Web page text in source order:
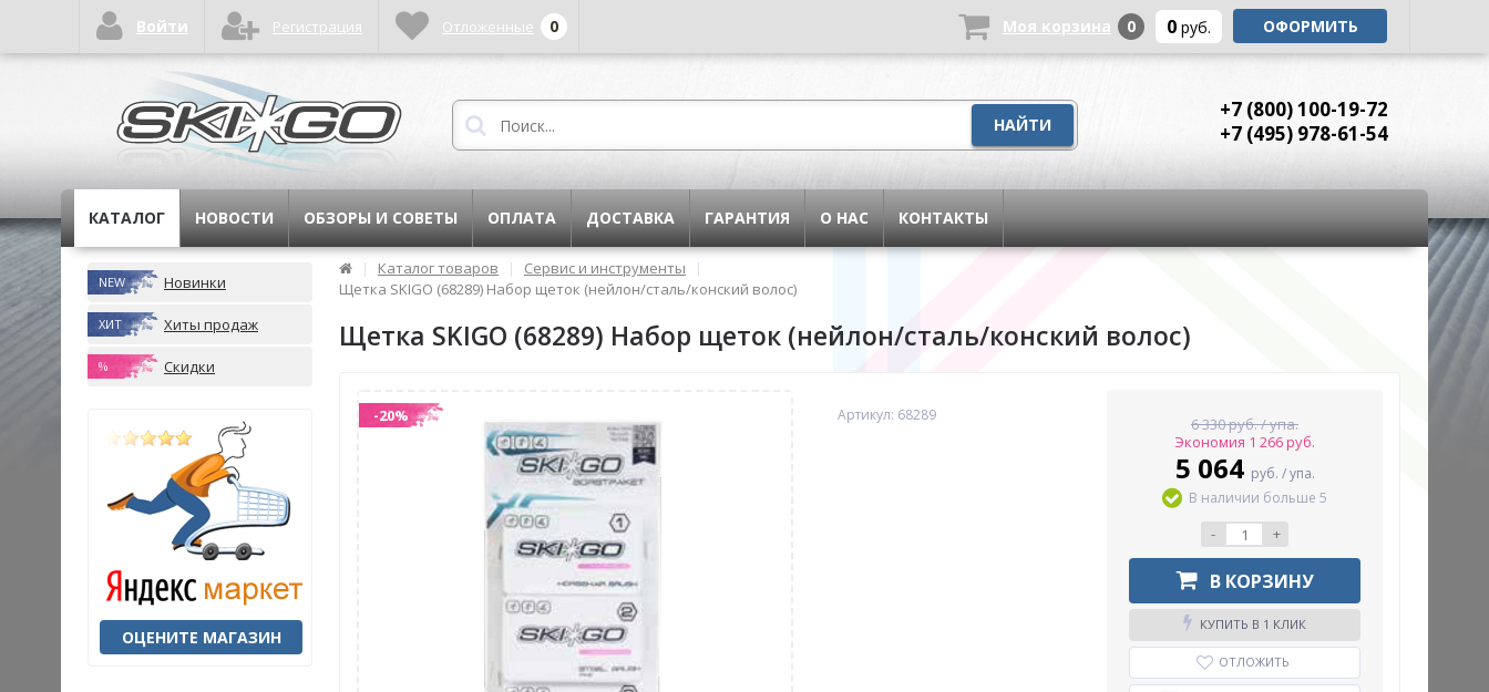
+7 (800) 100-19-72
+7 (495) 978-61-54
КАТАЛОГ НОВОСТИ ОБЗОРЫ И СОВЕТЫ ОПЛАТА ДОСТАВКА ГАРАНТИЯ О НАС КОНТАКТЫ
NEW Новинки
ХИТ Хиты продаж
% Скидки
ОЦЕНИТЕ МАГАЗИН
| Каталог товаров | Сервис и инструменты
|
Щетка SKIGO (68289) Набор щеток (нейлон/сталь/конский волос)
Щетка SKIGO (68289) Набор щеток (нейлон/сталь/конский волос)
-20% Артикул: 68289
6 330 руб. / упа.
Экономия 1 266 руб.
5 064 руб. / упа.
В наличии больше 5
- +
В КОРЗИНУ
КУПИТЬ В 1 КЛИК
ОТЛОЖИТЬ
Войти Регистрация Отложенные 0 Моя корзина 0 0 руб. ОФОРМИТЬ